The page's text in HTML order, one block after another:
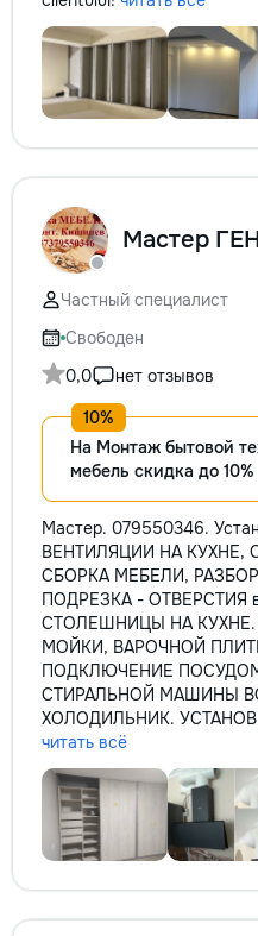
Мастер
Частный специалист
Свободен
0,0
нет отзывов
На Монтаж бытовой
мебель скидка до 10%
Мастер. 079550346.
ВЕНТИЛЯЦИИ НА КУХНЕ,
СБОРКА МЕБЕЛИ,
ПОДРЕЗКА - ОТВЕРСТИЯ
СТОЛЕШНИЦЫ НА
МОЙКИ, ВАРОЧНОЙ
ПОДКЛЮЧЕНИЕ
СТИРАЛЬНОЙ МАШИНЫ
ХОЛОДИЛЬНИК.
читать всё